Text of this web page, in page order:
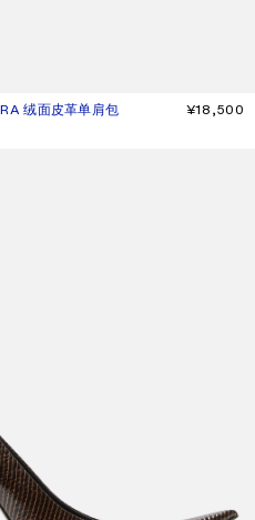
绒面皮革单肩包 ¥18,500